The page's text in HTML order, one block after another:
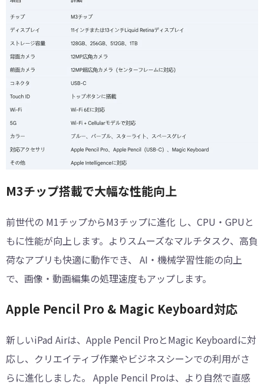
︎M3チップ搭載で大幅な性能向上
前世代の M1チップからM3チップに進化 し、CPU・GPUと
もに性能が向上します。よりスムーズなマルチタスク、高負
荷なアプリも快適に動作でき、 AI・機械学習性能の向上
で、画像・動画編集の処理速度もアップします。
︎Apple Pencil Pro & Magic Keyboard対応
新しいiPad Airは、Apple Pencil ProとMagic Keyboardに対
応し、クリエイティブ作業やビジネスシーンでの利用がさ
らに進化しました。 Apple Pencil Proは、より自然で直感